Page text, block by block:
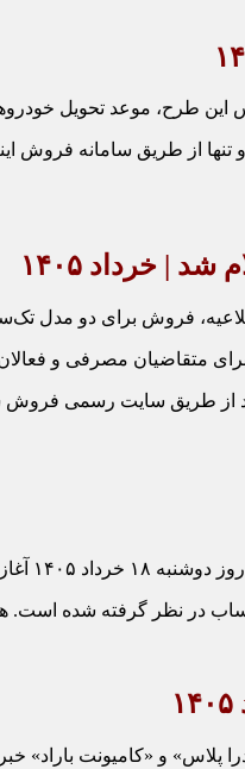
تحویل خودروها هفته چهارم
فروش برای دو مدل
در نظر گرفته شده است.
و «کامیونت باراد» خبر